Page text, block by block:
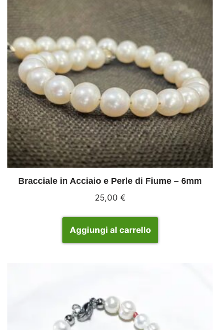
Bracciale in Acciaio e Perle di Fiume – 6mm
25,00 €
Aggiungi al carrello